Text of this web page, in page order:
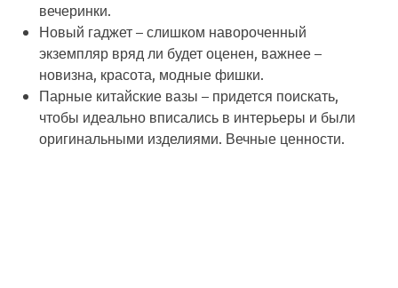
вечеринки.
Новый гаджет – слишком навороченный
экземпляр вряд ли будет оценен, важнее –
новизна, красота, модные фишки.
Парные китайские вазы – придется поискать,
чтобы идеально вписались в интерьеры и были
оригинальными изделиями. Вечные ценности.